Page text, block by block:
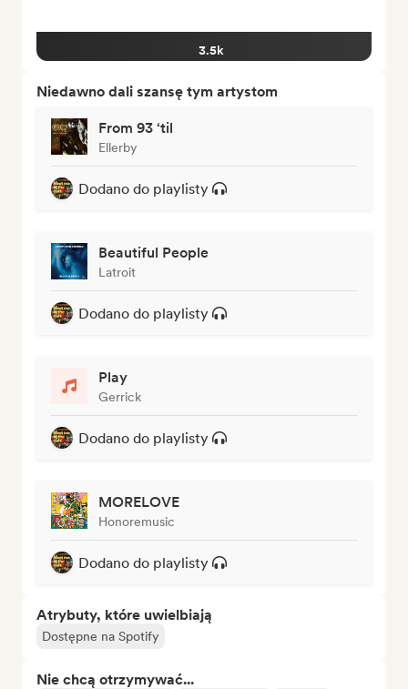
3.5k
Niedawno dali szansę tym artystom
From 93 ‘til
Ellerby
Dodano do playlisty
Beautiful People
Latroit
Dodano do playlisty
Play
Gerrick
Dodano do playlisty
MORELOVE
Honoremusic
Dodano do playlisty
Atrybuty, które uwielbiają
Dostępne na Spotify
Nie chcą otrzymywać...